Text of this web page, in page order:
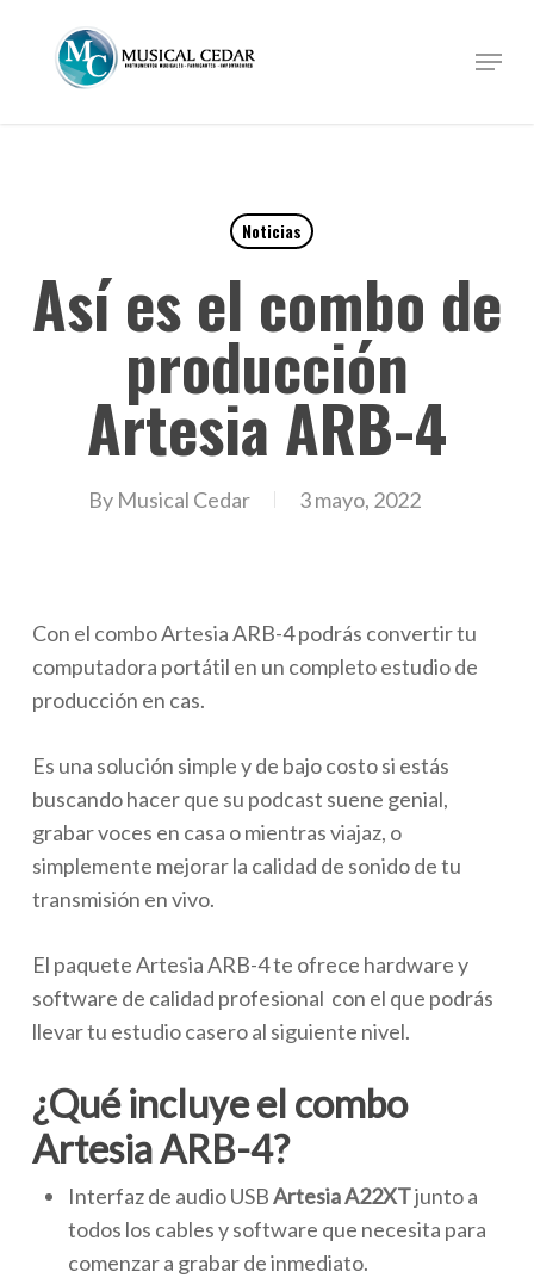
Menu
Noticias
Así es el combo de
producción
Artesia ARB-4
By Musical Cedar 3 mayo, 2022
Con el combo Artesia ARB-4 podrás convertir tu
computadora portátil en un completo estudio de
producción en cas.
Es una solución simple y de bajo costo si estás
buscando hacer que su podcast suene genial,
grabar voces en casa o mientras viajaz, o
simplemente mejorar la calidad de sonido de tu
transmisión en vivo.
El paquete Artesia ARB-4 te ofrece hardware y
software de calidad profesional con el que podrás
llevar tu estudio casero al siguiente nivel.
¿Qué incluye el combo
Artesia ARB-4?
Interfaz de audio USBArtesia A22XTjunto a
todos los cables y software que necesita para
comenzar a grabar de inmediato.
Close